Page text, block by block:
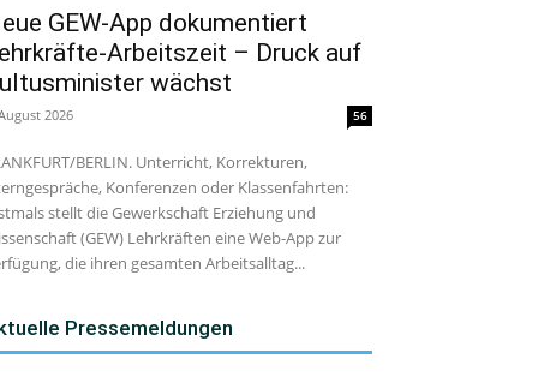
GEW-App dokumentiert
Arbeitszeit – Druck auf
wächst
2026 56
BERLIN. Unterricht, Korrekturen,
Konferenzen oder Klassenfahrten:
stellt die Gewerkschaft Erziehung und
(GEW) Lehrkräften eine Web-App zur
die ihren gesamten Arbeitsalltag...
Pressemeldungen